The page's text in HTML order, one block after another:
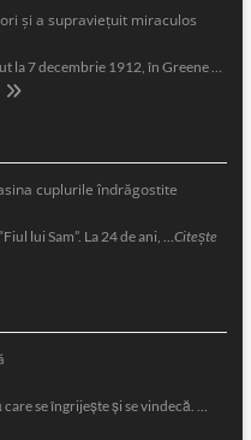
şi a supravieţuit miraculos
la 7 decembrie 1912, în Greene …
cuplurile îndrăgostite
lui Sam”. La 24 de ani, … Citește
se îngrijeşte şi se vindecă. …